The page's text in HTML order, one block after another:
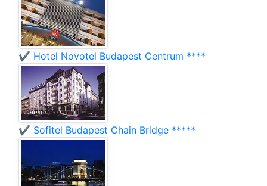
✔️ Hotel Novotel Budapest Centrum ****
✔️ Sofitel Budapest Chain Bridge *****